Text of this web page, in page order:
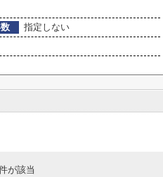
指定しない
が該当